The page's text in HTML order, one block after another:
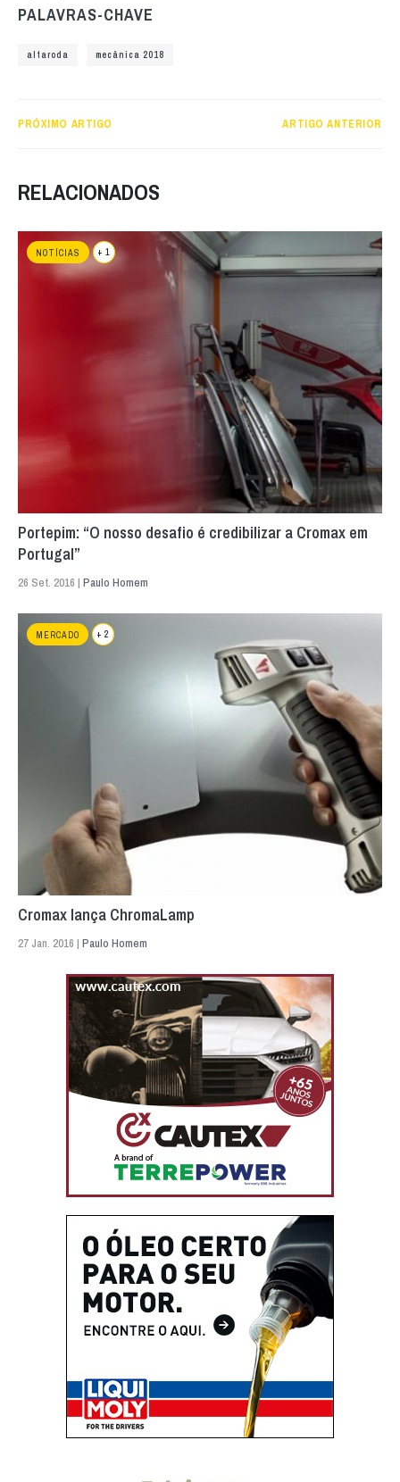
PALAVRAS-CHAVE
altaroda mecânica 2018
PRÓXIMO ARTIGO ARTIGO ANTERIOR
RELACIONADOS
NOTÍCIAS + 1
Portepim: “O nosso desafio é credibilizar a Cromax em
Portugal”
26 Set. 2016 | Paulo Homem
MERCADO + 2
Cromax lança ChromaLamp
27 Jan. 2016 | Paulo Homem